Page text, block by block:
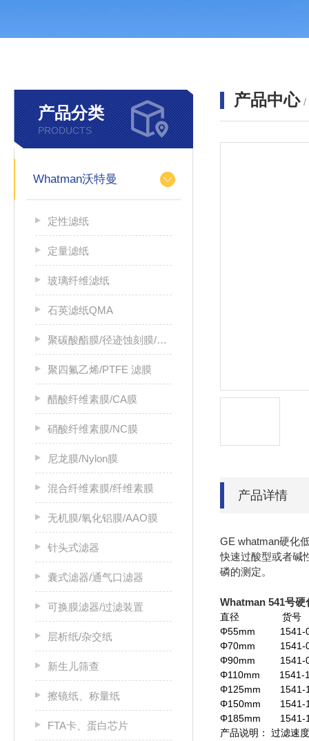
产品分类
PRODUCTS
Whatman沃特曼
定性滤纸
定量滤纸
玻璃纤维滤纸
石英滤纸QMA
聚碳酸酯膜/径迹蚀刻膜/PC膜
聚四氟乙烯/PTFE 滤膜
醋酸纤维素膜/CA膜
硝酸纤维素膜/NC膜
尼龙膜/Nylon膜
混合纤维素膜/纤维素膜
无机膜/氧化铝膜/AAO膜
针头式滤器
囊式滤器/通气口滤器
可换膜滤器/过滤装置
层析纸/杂交纸
新生儿筛查
擦镜纸、称量纸
FTA卡、蛋白芯片
产品中心 /
产品详情
GE whatman硬化
快速过酸型或者碱
磷的测定。
Whatman 541号硬
直径 货
Φ55mm
Φ70mm
Φ90mm
Φ110mm
Φ125mm
Φ150mm
Φ185mm
产品说明： 过滤速